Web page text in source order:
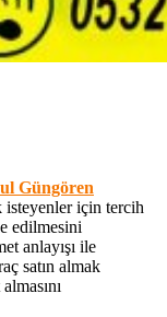
Güngören
isteyenler için tercih
edilmesini
anlayışı ile
satın almak